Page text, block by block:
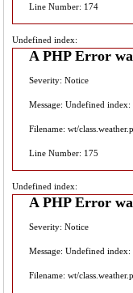
Line Number: 174
Undefined index:
A PHP Error
Severity: Notice
Message: Undefined index:
Filename: wt/
Line Number: 175
Undefined index:
A PHP Error
Severity: Notice
Message: Undefined index:
Filename: wt/